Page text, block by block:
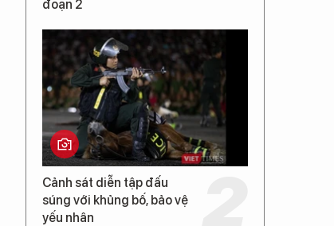
đoạn 2
Cảnh sát diễn tập đấu
súng với khủng bố, bảo vệ
yếu nhân